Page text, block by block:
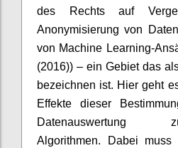
des Rechts auf
Anonymisierung von
von Machine Learning-
(2016)) – ein Gebiet das
bezeichnen ist. Hier geht
Effekte dieser
Datenauswertung
Algorithmen. Dabei muss